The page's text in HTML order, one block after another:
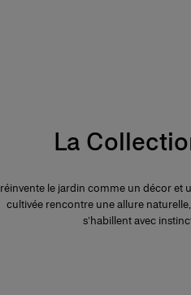
La
réinvente le jardin comme un décor et
cultivée rencontre une allure
s’habillent avec